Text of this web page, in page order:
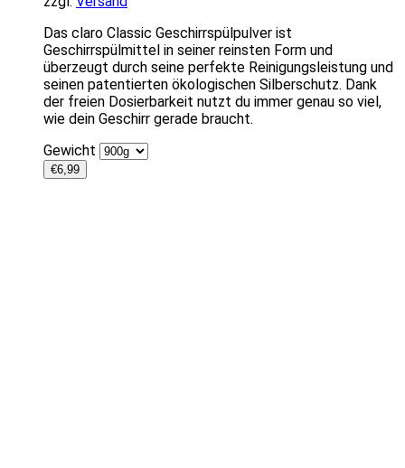
Das claro Classic Geschirrspülpulver ist
Geschirrspülmittel in seiner reinsten Form und
überzeugt durch seine perfekte Reinigungsleistung und
seinen patentierten ökologischen Silberschutz. Dank
der freien Dosierbarkeit nutzt du immer genau so viel,
wie dein Geschirr gerade braucht.
Gewicht
€6,99